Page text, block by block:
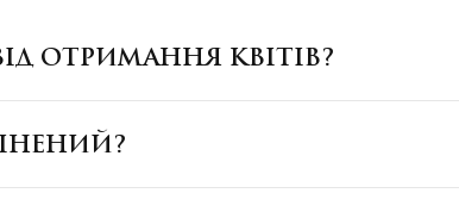
ОТРИМАННЯ КВІТІВ?